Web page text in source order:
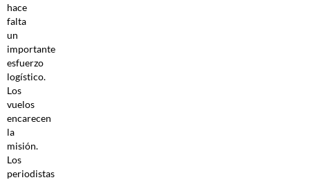
hace
falta
un
importante
esfuerzo
logístico.
Los
vuelos
encarecen
la
misión.
Los
periodistas